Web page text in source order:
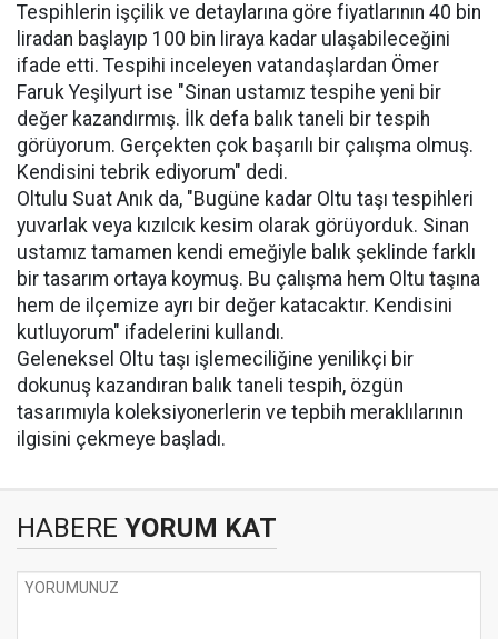
Tespihlerin işçilik ve detaylarına göre fiyatlarının 40 bin
liradan başlayıp 100 bin liraya kadar ulaşabileceğini
ifade etti. Tespihi inceleyen vatandaşlardan Ömer
Faruk Yeşilyurt ise "Sinan ustamız tespihe yeni bir
değer kazandırmış. İlk defa balık taneli bir tespih
görüyorum. Gerçekten çok başarılı bir çalışma olmuş.
Kendisini tebrik ediyorum" dedi.
Oltulu Suat Anık da, "Bugüne kadar Oltu taşı tespihleri
yuvarlak veya kızılcık kesim olarak görüyorduk. Sinan
ustamız tamamen kendi emeğiyle balık şeklinde farklı
bir tasarım ortaya koymuş. Bu çalışma hem Oltu taşına
hem de ilçemize ayrı bir değer katacaktır. Kendisini
kutluyorum" ifadelerini kullandı.
Geleneksel Oltu taşı işlemeciliğine yenilikçi bir
dokunuş kazandıran balık taneli tespih, özgün
tasarımıyla koleksiyonerlerin ve tepbih meraklılarının
ilgisini çekmeye başladı.
HABERE YORUM KAT